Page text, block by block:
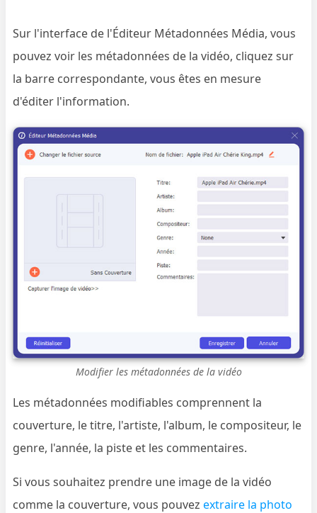
Sur l'interface de l'Éditeur Métadonnées Média, vous
pouvez voir les métadonnées de la vidéo, cliquez sur
la barre correspondante, vous êtes en mesure
d'éditer l'information.
Modifier les métadonnées de la vidéo
Les métadonnées modifiables comprennent la
couverture, le titre, l'artiste, l'album, le compositeur, le
genre, l'année, la piste et les commentaires.
Si vous souhaitez prendre une image de la vidéo
comme la couverture, vous pouvezextraire la photo